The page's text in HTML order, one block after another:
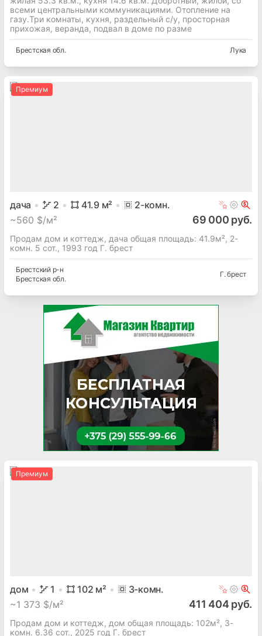
всеми центральными коммуникациями. Отопление на
газу.Три комнаты, кухня, раздельный с/у, просторная
прихожая, веранда, подвал в доме по разме
Брестская обл. Лука
Премиум
дача 2 41.9м² 2-комн.
~560 $/м² 69 000 руб.
Продам дом и коттедж, дача общая площадь: 41.9м², 2-
комн. 5 сот., 1993 год Г. брест
Брестский р-н
Брестская обл.
Г. брест
Премиум
дом 1 102 м² 3-комн.
~1 373 $/м² 411 404 руб.
Продам дом и коттедж, дом общая площадь: 102м², 3-
комн. 6.36 сот., 2025 год Г. брест